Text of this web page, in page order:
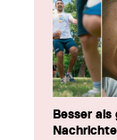
Besser